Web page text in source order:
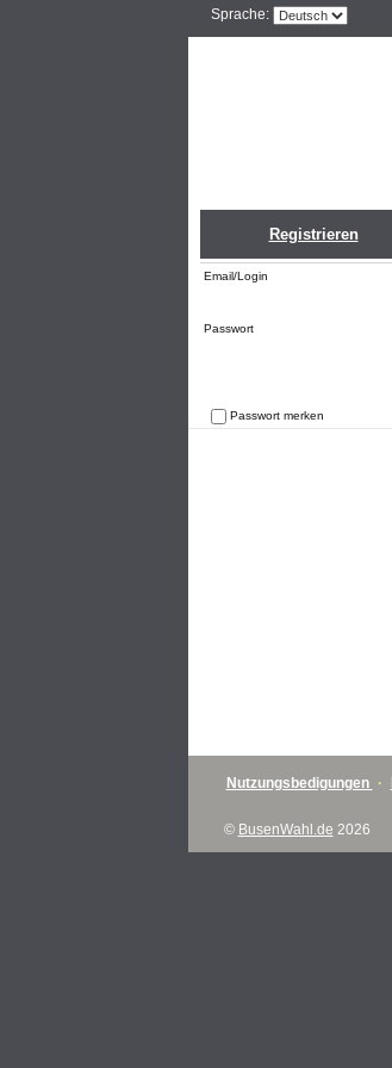
Sprache:
Registrieren
Email/Login
Passwort
Passwort merken
Nutzungsbedigungen ·
© BusenWahl.de 2026